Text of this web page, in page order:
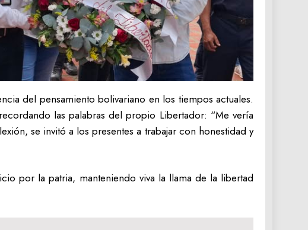
del pensamiento bolivariano en los tiempos actuales.
las palabras del propio Libertador: “Me vería
se invitó a los presentes a trabajar con honestidad y
por la patria, manteniendo viva la llama de la libertad